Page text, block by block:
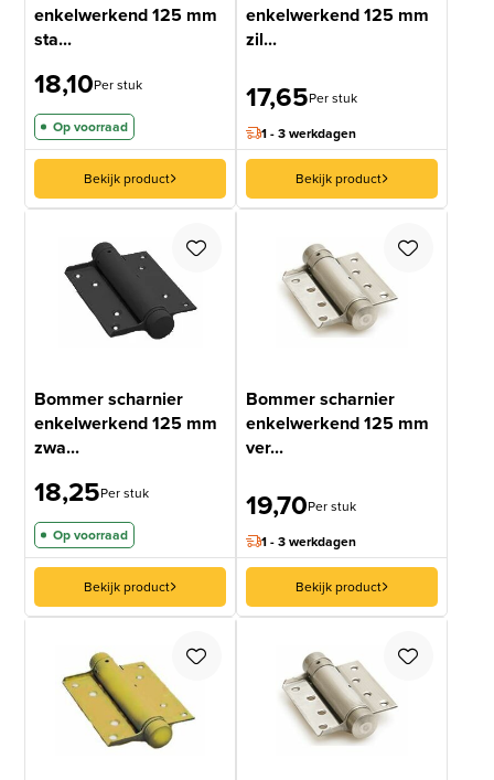
enkelwerkend 125 mm
sta...
18,10Per stuk
Op voorraad
Bekijk product
enkelwerkend 125 mm
zil...
17,65Per stuk
1 - 3 werkdagen
Bekijk product
Bommer scharnier
enkelwerkend 125 mm
zwa...
18,25Per stuk
Op voorraad
Bekijk product
Bommer scharnier
enkelwerkend 125 mm
ver...
19,70Per stuk
1 - 3 werkdagen
Bekijk product